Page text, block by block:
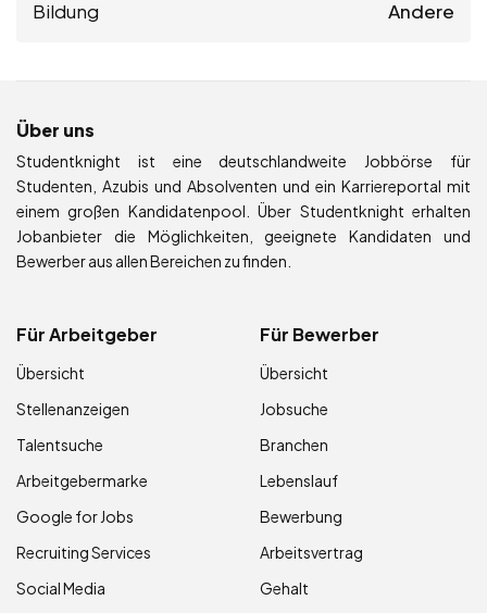
Bildung Andere
Über uns
Studentknight ist eine deutschlandweite Jobbörse für
Studenten, Azubis und Absolventen und ein Karriereportal mit
einem großen Kandidatenpool. Über Studentknight erhalten
Jobanbieter die Möglichkeiten, geeignete Kandidaten und
Bewerber aus allen Bereichen zu finden.
Für Arbeitgeber
Übersicht
Stellenanzeigen
Talentsuche
Arbeitgebermarke
Google for Jobs
Recruiting Services
Social Media
Für Bewerber
Übersicht
Jobsuche
Branchen
Lebenslauf
Bewerbung
Arbeitsvertrag
Gehalt